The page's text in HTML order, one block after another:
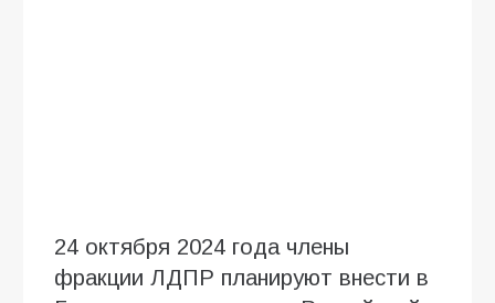
24 октября 2024 года члены
фракции ЛДПР планируют внести в